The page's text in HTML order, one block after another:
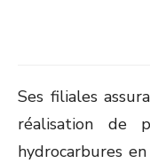
Ses filiales
réalisation de
hydrocarbures